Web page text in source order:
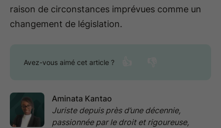
raison de circonstances imprévues comme un
changement de législation.
Avez-vous aimé cet article ?
Aminata Kantao
Juriste depuis près d’une décennie,
passionnée par le droit et rigoureuse,